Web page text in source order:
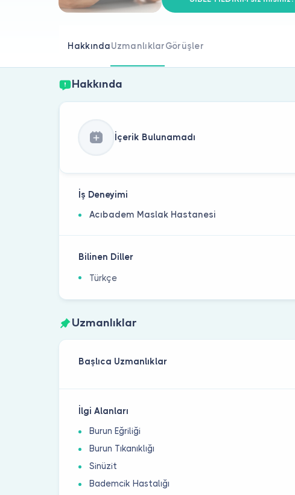
HakkındaUzmanlıklarGörüşler
Hakkında
İçerik Bulunamadı
İş Deneyimi
Acıbadem Maslak Hastanesi
Bilinen Diller
Türkçe
Uzmanlıklar
Başlıca Uzmanlıklar
İlgi Alanları
Burun Eğriliği
Burun Tıkanıklığı
Sinüzit
Bademcik Hastalığı